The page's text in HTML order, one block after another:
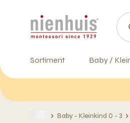
Sortiment Baby /
Baby - Kleinkind 0 - 3